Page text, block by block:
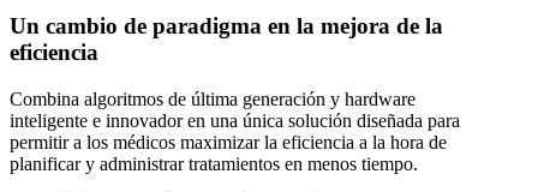
Un cambio de paradigma en la mejora de la
eficiencia
Combina algoritmos de última generación y hardware
inteligente e innovador en una única solución diseñada para
permitir a los médicos maximizar la eficiencia a la hora de
planificar y administrar tratamientos en menos tiempo.